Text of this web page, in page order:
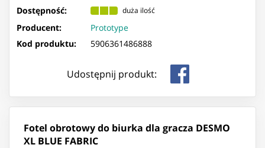
Dostępność: duża ilość
Producent:
Prototype
Kod produktu:
5906361486888
Udostępnij produkt:
Fotel obrotowy do biurka dla gracza DESMO
XL BLUE FABRIC